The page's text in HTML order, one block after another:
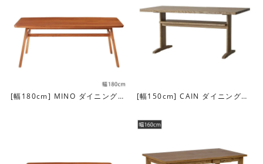
[幅180cm] MINO ダイニングテ
[幅150cm] CAIN ダイニングテ